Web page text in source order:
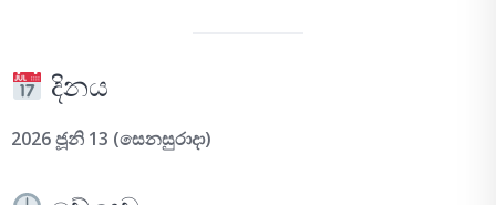
දිනය
2026 ජූනි 13 (සෙනසුරාදා)